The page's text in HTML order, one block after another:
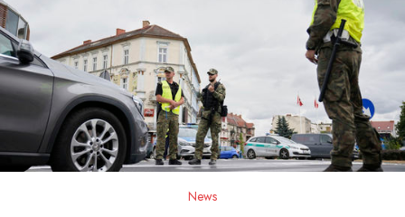
News